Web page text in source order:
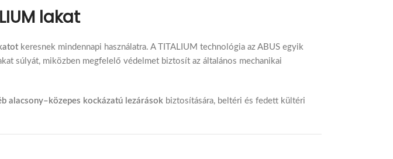
lakat
keresnek mindennapi használatra. A TITALIUM technológia az ABUS egyik
súlyát, miközben megfelelő védelmet biztosít az általános mechanikai
alacsony–közepes kockázatú lezárások biztosítására, beltéri és fedett kültéri